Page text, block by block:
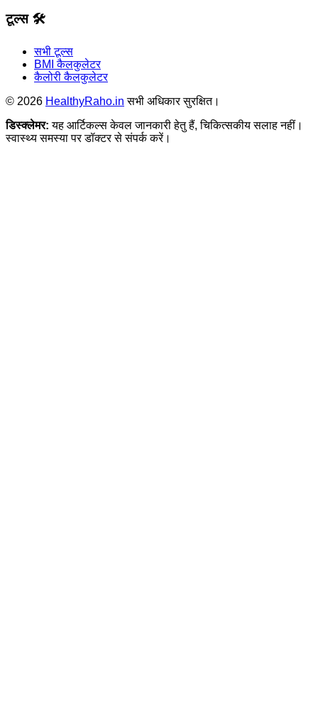
टूल्स 🛠️
सभी टूल्स
BMI कैलकुलेटर
कैलोरी कैलकुलेटर
© 2026 HealthyRaho.in सभी अधिकार सुरक्षित।
डिस्क्लेमर: यह आर्टिकल्स केवल जानकारी हेतु हैं, चिकित्सकीय सलाह नहीं।
स्वास्थ्य समस्या पर डॉक्टर से संपर्क करें।